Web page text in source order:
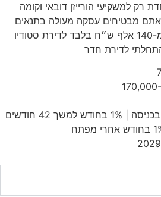
רק למשקיעי הורייזן דובאי וקומה
שלנו, אתם מבטיחים עסקה מעולה בתנאים
שוברי שוק! הון עצמי החל מ-140 אלף ש״ח בלבד לדירת סטודיו
תכנית תשלומים: 20% בכניסה | 1% בחודש למשך 42 חודשים